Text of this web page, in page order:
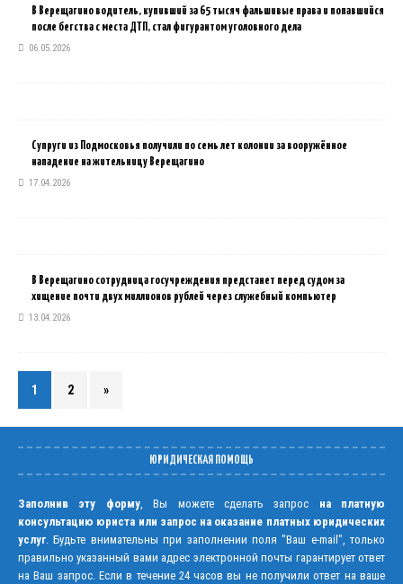
В Верещагино водитель, купивший за 65 тысяч фальшивые права и попавшийся
после бегства с места ДТП, стал фигурантом уголовного дела
06.05.2026
Супруги из Подмосковья получили по семь лет колонии за вооружённое
нападение на жительницу Верещагино
17.04.2026
В Верещагино сотрудница госучреждения предстанет перед судом за
хищение почти двух миллионов рублей через служебный компьютер
13.04.2026
1 2 »
ЮРИДИЧЕСКАЯ ПОМОЩЬ
Заполнив эту форму, Вы можете сделать запрос на платную
консультацию юриста или запрос на оказание платных юридических
услуг. Будьте внимательны при заполнении поля "Ваш e-mail", только
правильно указанный вами адрес электронной почты гарантирует ответ
на Ваш запрос. Если в течение 24 часов вы не получили ответ на ваше